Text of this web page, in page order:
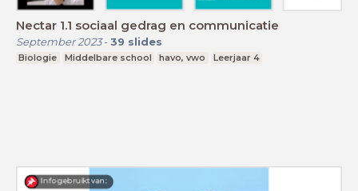
Nectar 1.1 sociaal gedrag en communicatie
September 2023- 39 slides
Biologie Middelbare school havo, vwo Leerjaar 4